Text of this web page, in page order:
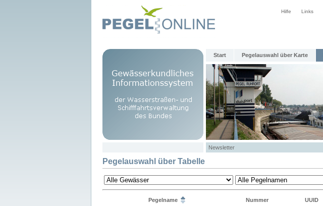
Hilfe Links
Start Pegelauswahl über Karte
Newsletter
Pegelauswahl über Tabelle
Pegelname Nummer UUID